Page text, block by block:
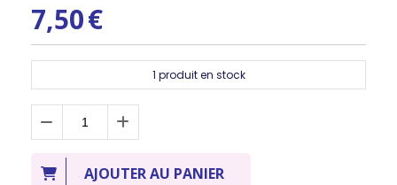
7,50€
1 produit en stock
AJOUTER AU PANIER